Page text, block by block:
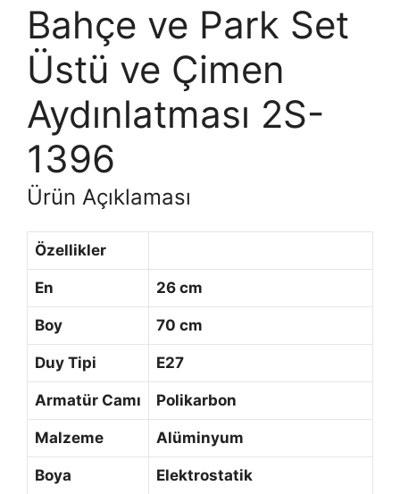
Bahçe ve Park Set
Üstü ve Çimen
Aydınlatması 2S-
1396
Ürün Açıklaması
Özellikler
En 26 cm
Boy 70 cm
Duy Tipi E27
Armatür Camı Polikarbon
Malzeme Alüminyum
Boya Elektrostatik